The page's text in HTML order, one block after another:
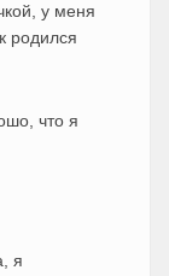
у меня
родился
что я
я